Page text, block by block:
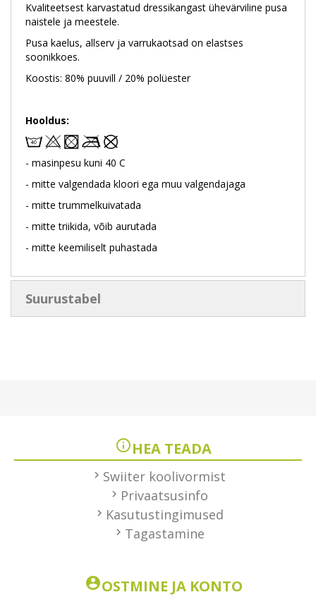
Kvaliteetsest karvastatud dressikangast ühevärviline pusa
naistele ja meestele.
Pusa kaelus, allserv ja varrukaotsad on elastses
soonikkoes.
Koostis: 80% puuvill / 20% polüester
Hooldus:
- masinpesu kuni 40 C
- mitte valgendada kloori ega muu valgendajaga
- mitte trummelkuivatada
- mitte triikida, võib aurutada
- mitte keemiliselt puhastada
Suurustabel
HEA TEADA
Swiiter koolivormist
Privaatsusinfo
Kasutustingimused
Tagastamine
OSTMINE JA KONTO